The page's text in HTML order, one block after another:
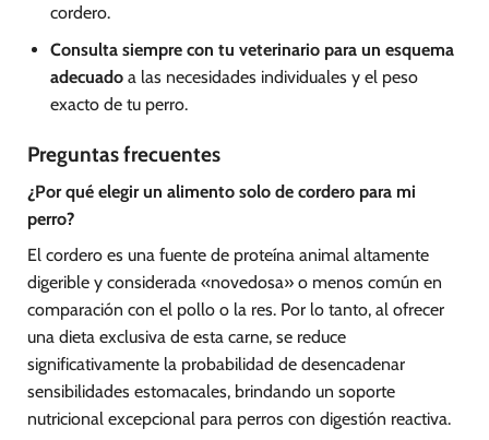
cordero.
Consulta siempre con tu veterinario para un esquema
adecuadoa las necesidades individuales y el peso
exacto de tu perro.
Preguntas frecuentes
¿Por qué elegir un alimento solo de cordero para mi
perro?
El cordero es una fuente de proteína animal altamente
digerible y considerada «novedosa» o menos común en
comparación con el pollo o la res. Por lo tanto, al ofrecer
una dieta exclusiva de esta carne, se reduce
significativamente la probabilidad de desencadenar
sensibilidades estomacales, brindando un soporte
nutricional excepcional para perros con digestión reactiva.